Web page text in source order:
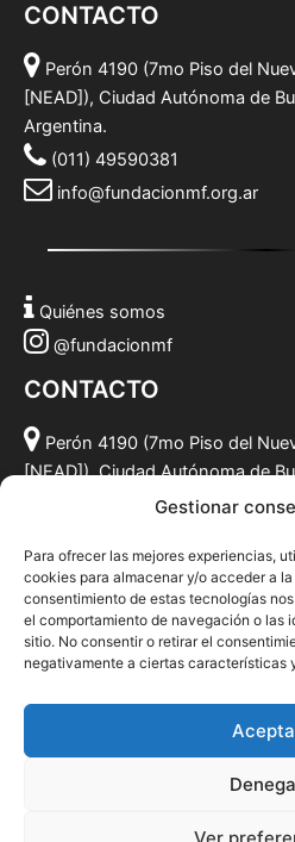
Gestionar
Para ofrecer las mejores experiencias,
cookies para almacenar y/o acceder a
consentimiento de estas tecnologías
el comportamiento de navegación o las
sitio. No consentir o retirar el
negativamente a ciertas características
Ver
CONTACTO
Perón 4190 (7mo Piso del
[NEAD]), Ciudad Autónoma de
Argentina.
(011) 49590381
info@fundacionmf.org.ar
Quiénes somos
@fundacionmf
CONTACTO
Perón 4190 (7mo Piso del
[NEAD]), Ciudad Autónoma de
info@fundacionmf.org.ar
Politica de privacidad